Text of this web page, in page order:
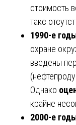
стоимость
такс
1990-е
охране
введены
Однако
крайне
2000-е